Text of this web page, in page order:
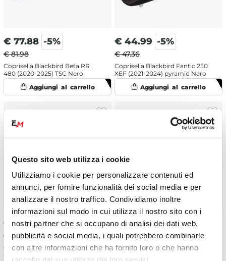
Questo sito web utilizza i cookie
Utilizziamo i cookie per personalizzare contenuti ed
annunci, per fornire funzionalità dei social media e per
analizzare il nostro traffico. Condividiamo inoltre
informazioni sul modo in cui utilizza il nostro sito con i
nostri partner che si occupano di analisi dei dati web,
pubblicità e social media, i quali potrebbero combinarle
con altre informazioni che ha fornito loro o che hanno
€ 77.88 -5%
€ 81.98
Coprisella Blackbird Beta RR
480 (2020-2025) TSC Nero
€ 44.99 -5%
€ 47.36
Coprisella Blackbird Fantic 250
XEF (2021-2024) pyramid Nero
€ 44.99 -5%
€ 47.36
Coprisella Blackbird Gasgas 250
EC (2024) pyramid Nero
€ 77.88 -5%
€ 81.98
Coprisella Blackbird Beta RR
350 (2020-2025) TSC Nero